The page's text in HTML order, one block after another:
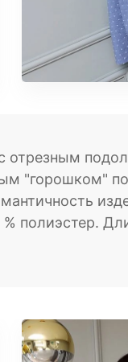
отрезным
"горошком"
полиэстер.